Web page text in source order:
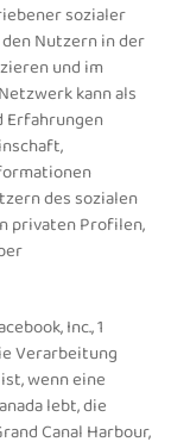
sozialer
Nutzern in der
und im
kann als
Erfahrungen
des sozialen
privaten Profilen,
Inc., 1
Verarbeitung
wenn eine
lebt, die
Canal Harbour,